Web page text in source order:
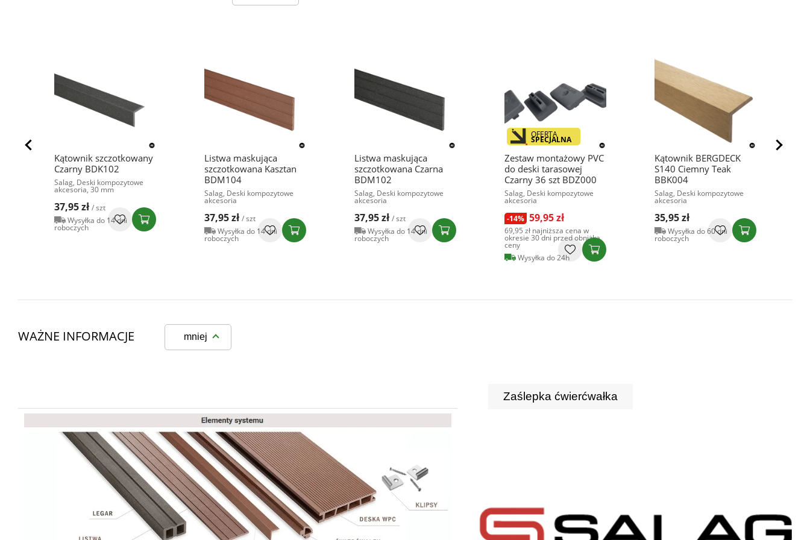
Kątownik szczotkowany
Czarny BDK102
Salag, Deski kompozytowe
akcesoria, 30 mm
37,95 zł / szt
Wysyłka do 14 dni
roboczych
Listwa maskująca
szczotkowana Kasztan
BDM104
Salag, Deski kompozytowe
akcesoria
37,95 zł / szt
Wysyłka do 14 dni
roboczych
Listwa maskująca
szczotkowana Czarna
BDM102
Salag, Deski kompozytowe
akcesoria
37,95 zł / szt
Wysyłka do 14 dni
roboczych
OFERTA
SPECJALNA
Zestaw montażowy PVC
do deski tarasowej
Czarny 36 szt BDZ000
Salag, Deski kompozytowe
akcesoria
-14% 59,95 zł
69,95 zł najniższa cena w
okresie 30 dni przed obniżką
ceny
Wysyłka do 24h
Kątownik BERGDECK
S140 Ciemny Teak
BBK004
Salag, Deski kompozytowe
akcesoria
35,95 zł
Wysyłka do 60 dni
roboczych
WAŻNE INFORMACJE mniej
Zaślepka ćwierćwałka